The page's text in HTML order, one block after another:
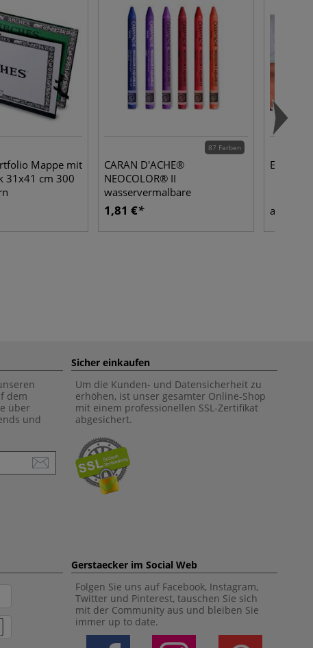
Mappe mit
31x41 cm 300
87 Farben
CARAN D'ACHE®
NEOCOLOR® II
wasservermalbare
Wachspastelle, einzeln
1,81 € ab
dem
über
und
Sicher einkaufen
Um die Kunden- und Datensicherheit zu
erhöhen, ist unser gesamter Online-Shop
mit einem professionellen SSL-Zertifikat
abgesichert.
Gerstaecker im Social Web
Folgen Sie uns auf Facebook, Instagram,
Twitter und Pinterest, tauschen Sie sich
mit der Community aus und bleiben Sie
immer up to date.